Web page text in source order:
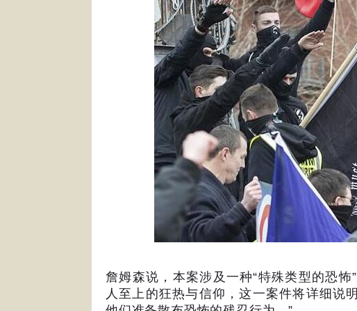
詹姆森说，本案涉及一种“特殊类型的恐怖”
人至上的狂热与信仰，这一案件将详细说明